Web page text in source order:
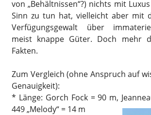
von „Behältnissen“?) nichts mit
Sinn zu tun hat, vielleicht aber mit
Verfügungsgewalt über
meist knappe Güter. Doch mehr
Fakten.
Zum Vergleich (ohne Anspruch auf
Genauigkeit):
* Länge: Gorch Fock = 90 m,
449 „Melody“ = 14 m